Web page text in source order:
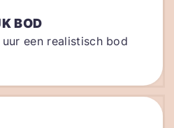
BOD
een realistisch bod